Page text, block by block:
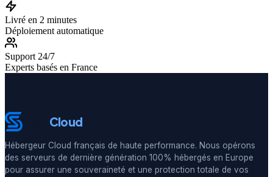
Livré en 2 minutes
Déploiement automatique
Support 24/7
Experts basés en France
Cloud
Hébergeur Cloud français de haute performance. Nous opérons
des serveurs de dernière génération 100% hébergés en Europe
pour assurer une souveraineté et une protection totale de vos